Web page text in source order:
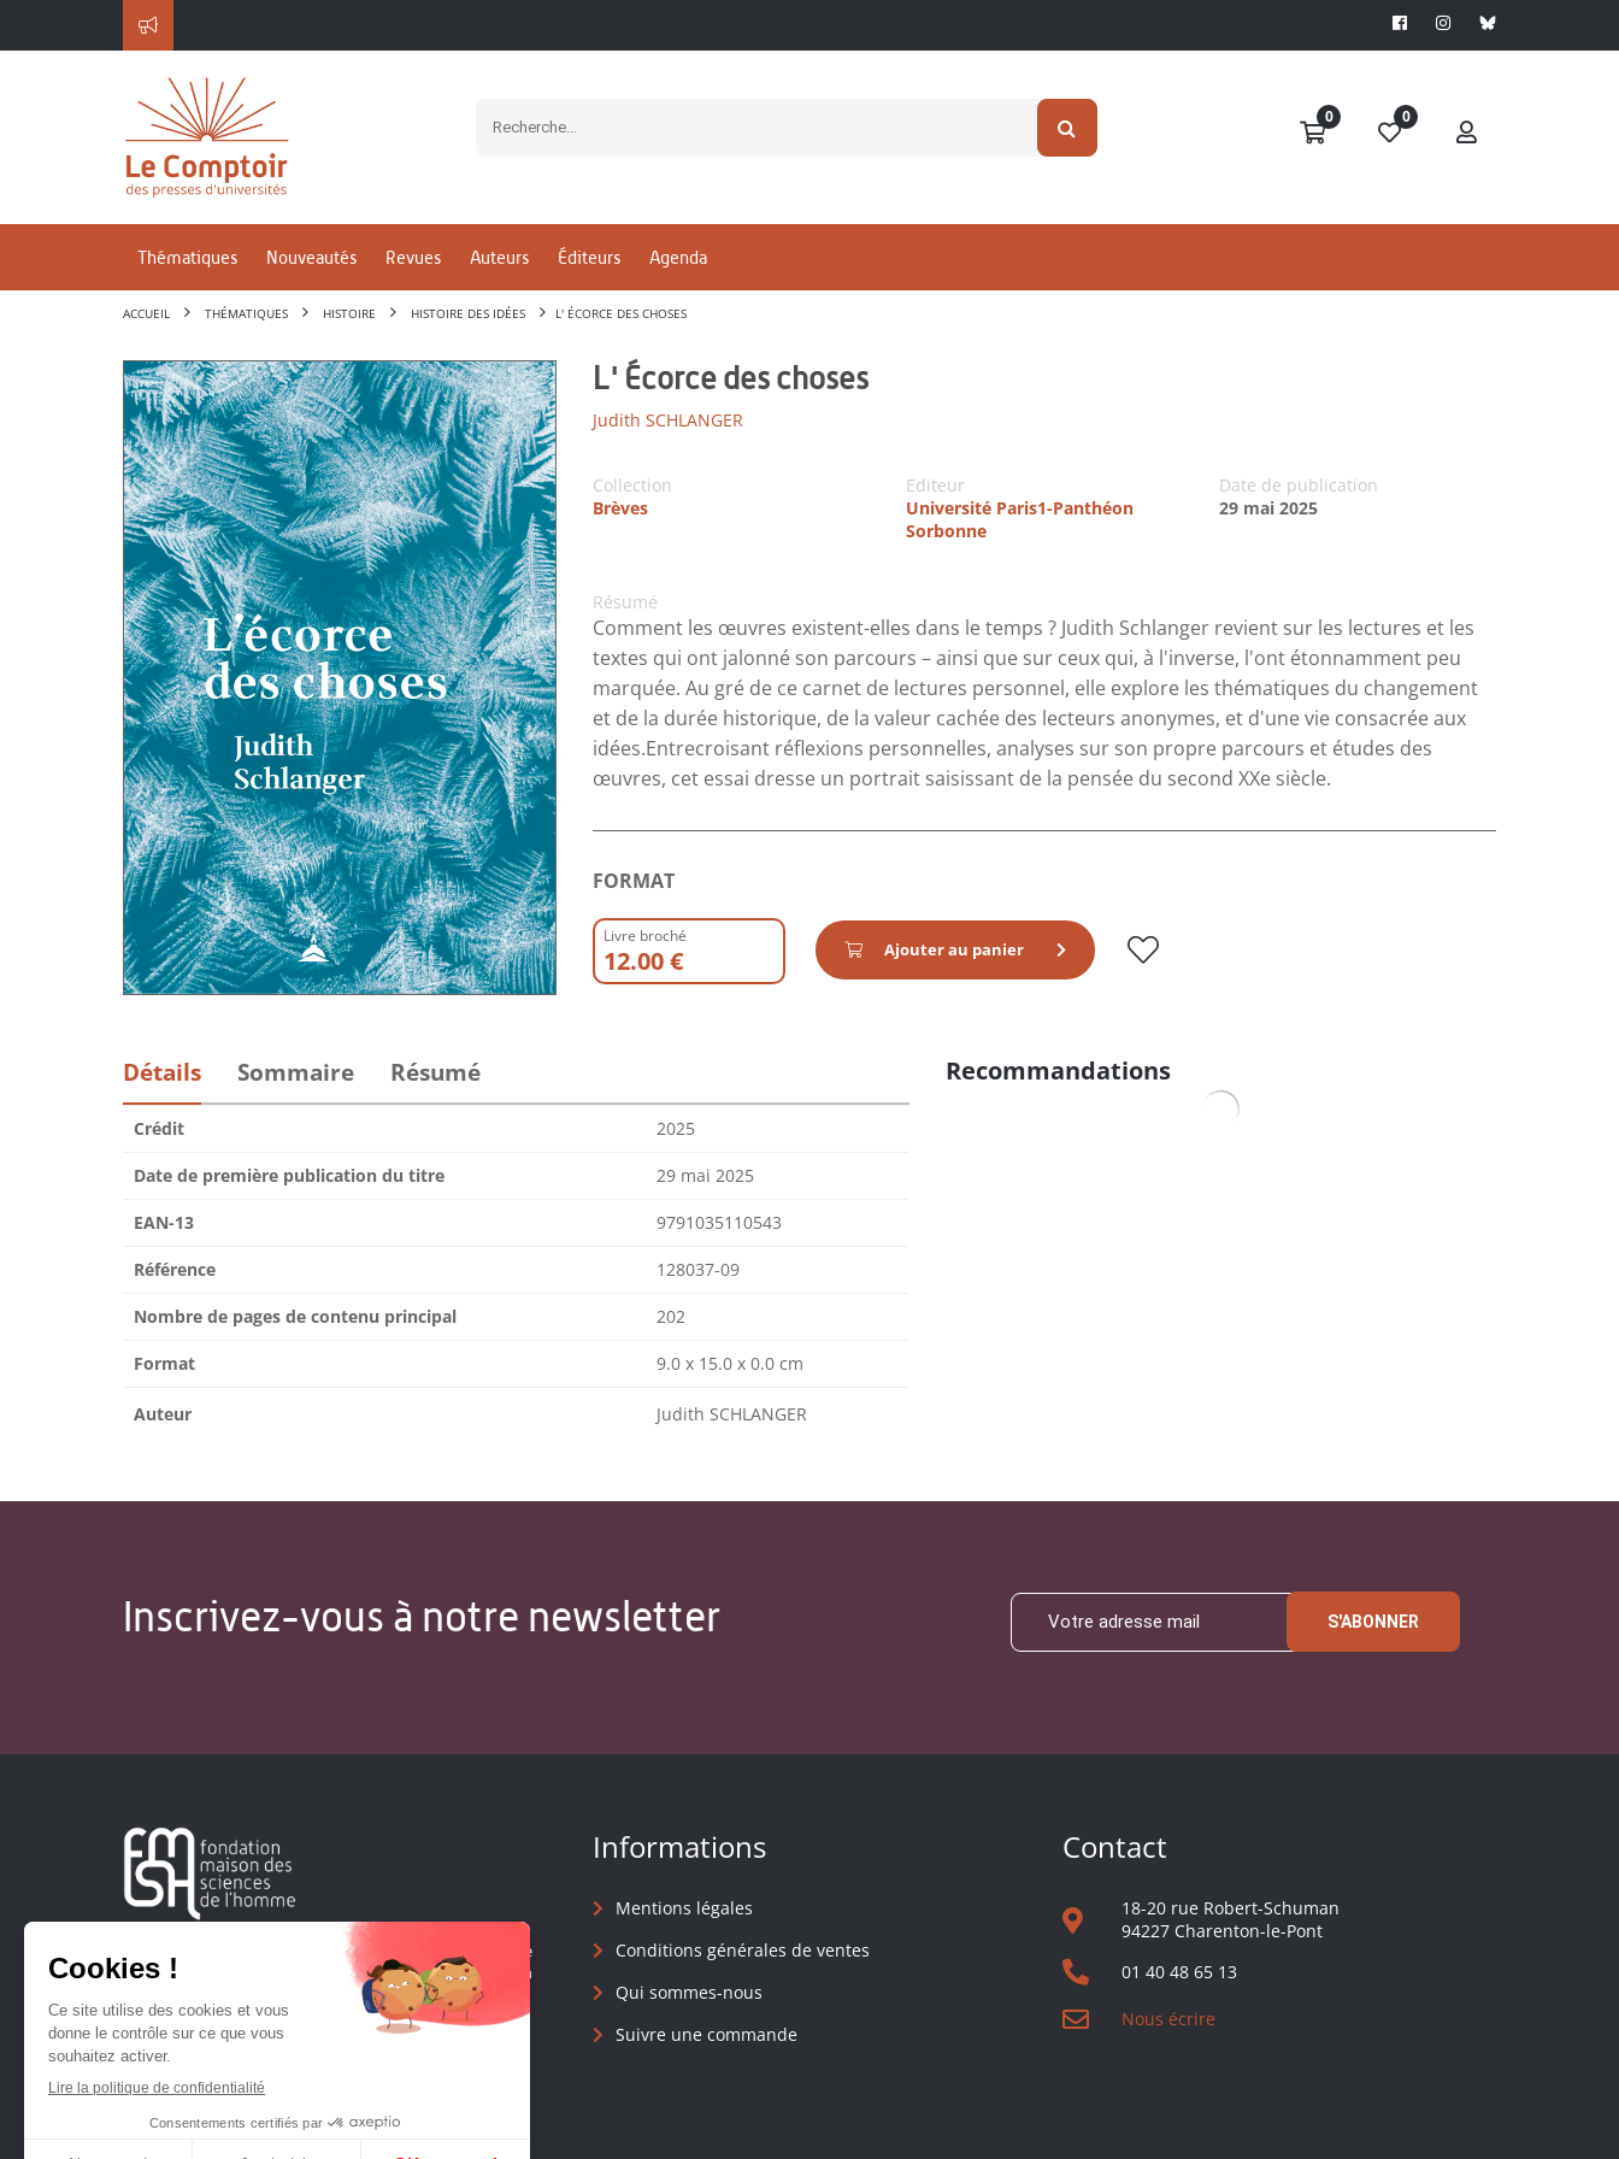
0 0
Thématiques Nouveautés Revues Auteurs Éditeurs Agenda
ACCUEIL THÉMATIQUES HISTOIRE HISTOIRE DES IDÉES L' ÉCORCE DES CHOSES
L' Écorce des choses
Judith SCHLANGER
Collection
Brèves
Editeur
Université Paris1-Panthéon
Sorbonne
Date de publication
29 mai 2025
Résumé
Comment les œuvres existent-elles dans le temps ? Judith Schlanger revient sur les lectures et les
textes qui ont jalonné son parcours – ainsi que sur ceux qui, à l'inverse, l'ont étonnamment peu
marquée. Au gré de ce carnet de lectures personnel, elle explore les thématiques du changement
et de la durée historique, de la valeur cachée des lecteurs anonymes, et d'une vie consacrée aux
idées.Entrecroisant réflexions personnelles, analyses sur son propre parcours et études des
œuvres, cet essai dresse un portrait saisissant de la pensée du second XXe siècle.
FORMAT
Livre broché
12.00 € Ajouter au panier
Détails Sommaire Résumé
Crédit 2025
Date de première publication du titre 29 mai 2025
EAN-13 9791035110543
Référence 128037-09
Nombre de pages de contenu principal 202
Format 9.0 x 15.0 x 0.0 cm
Auteur Judith SCHLANGER
Recommandations
Inscrivez-vous à notre newsletter S'ABONNER
Créée en 1963, la Fondation Maison Sciences de l'Homme
soutient la recherche et la diffusion des connaissances en
Informations
Mentions légales
Conditions générales de ventes
Qui sommes-nous
Suivre une commande
Contact
18-20 rue Robert-Schuman
94227 Charenton-le-Pont
01 40 48 65 13
Nous écrire